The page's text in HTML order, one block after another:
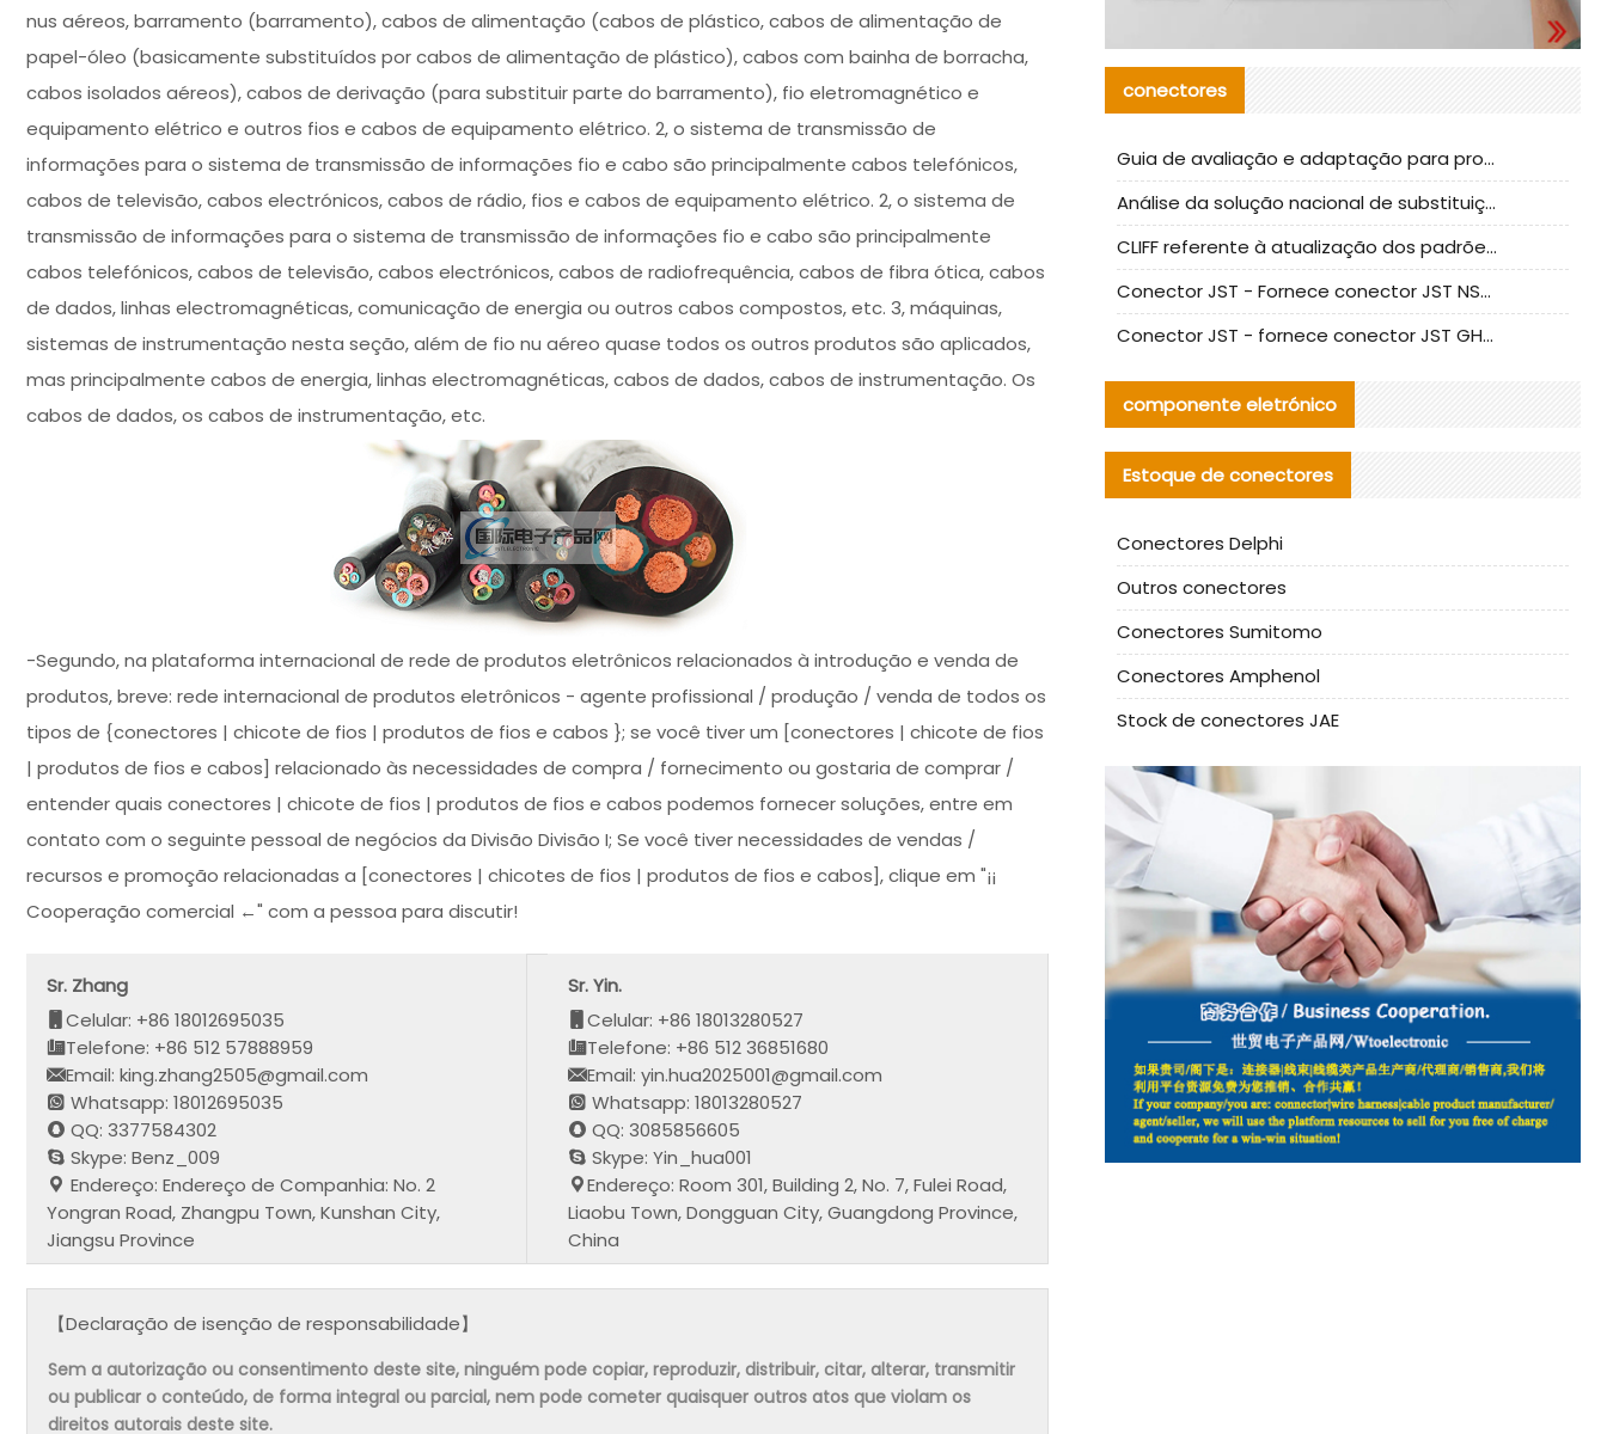
nus aéreos, barramento (barramento), cabos de alimentação (cabos de plástico, cabos de alimentação de
papel-óleo (basicamente substituídos por cabos de alimentação de plástico), cabos com bainha de borracha,
cabos isolados aéreos), cabos de derivação (para substituir parte do barramento), fio eletromagnético e
equipamento elétrico e outros fios e cabos de equipamento elétrico. 2, o sistema de transmissão de
informações para o sistema de transmissão de informações fio e cabo são principalmente cabos telefónicos,
cabos de televisão, cabos electrónicos, cabos de rádio, fios e cabos de equipamento elétrico. 2, o sistema de
transmissão de informações para o sistema de transmissão de informações fio e cabo são principalmente
cabos telefónicos, cabos de televisão, cabos electrónicos, cabos de radiofrequência, cabos de fibra ótica, cabos
de dados, linhas electromagnéticas, comunicação de energia ou outros cabos compostos, etc. 3, máquinas,
sistemas de instrumentação nesta seção, além de fio nu aéreo quase todos os outros produtos são aplicados,
mas principalmente cabos de energia, linhas electromagnéticas, cabos de dados, cabos de instrumentação. Os
cabos de dados, os cabos de instrumentação, etc.
-Segundo, na plataforma internacional de rede de produtos eletrônicos relacionados à introdução e venda de
produtos, breve: rede internacional de produtos eletrônicos - agente profissional / produção / venda de todos os
tipos de {conectores | chicote de fios | produtos de fios e cabos }; se você tiver um [conectores | chicote de fios
| produtos de fios e cabos] relacionado às necessidades de compra / fornecimento ou gostaria de comprar /
entender quais conectores | chicote de fios | produtos de fios e cabos podemos fornecer soluções, entre em
contato com o seguinte pessoal de negócios da Divisão Divisão I; Se você tiver necessidades de vendas /
recursos e promoção relacionadas a [conectores | chicotes de fios | produtos de fios e cabos], clique em "¡¡
Cooperação comercial ←" com a pessoa para discutir!
Sr. Zhang
Celular: +86 18012695035
Telefone: +86 512 57888959
Email: king.zhang2505@gmail.com
Whatsapp: 18012695035
QQ: 3377584302
Skype: Benz_009
Endereço: Endereço de Companhia: No. 2
Yongran Road, Zhangpu Town, Kunshan City,
Jiangsu Province
Sr. Yin.
Celular: +86 18013280527
Telefone: +86 512 36851680
Email: yin.hua2025001@gmail.com
Whatsapp: 18013280527
QQ: 3085856605
Skype: Yin_hua001
Endereço: Room 301, Building 2, No. 7, Fulei Road,
Liaobu Town, Dongguan City, Guangdong Province,
China
【Declaração de isenção de responsabilidade】
Sem a autorização ou consentimento deste site, ninguém pode copiar, reproduzir, distribuir, citar, alterar, transmitir
ou publicar o conteúdo, de forma integral ou parcial, nem pode cometer quaisquer outros atos que violam os
direitos autorais deste site.
conectores
Guia de avaliação e adaptação para produção em massa de componentes de cabos nacionais CNC Tech
Análise da solução nacional de substituição da linha de alta frequência I-PEX
CLIFF referente à atualização dos padrões de teste de conectores nacionais
Conector JST - Fornece conector JST NSHR-02V-S original | substituto
Conector JST - fornece conector JST GHR-09V-S autêntico | substituto
componente eletrónico
Estoque de conectores
Conectores Delphi
Outros conectores
Conectores Sumitomo
Conectores Amphenol
Stock de conectores JAE